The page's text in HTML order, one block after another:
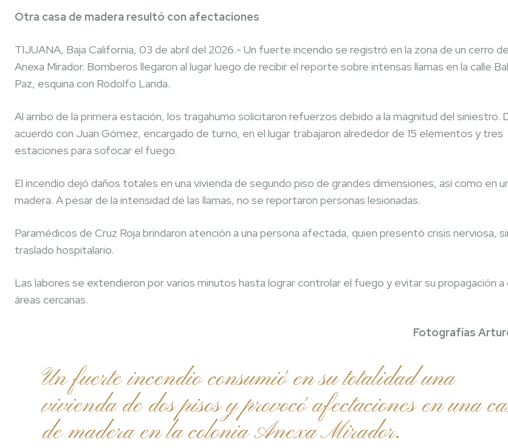
Otra casa de madera resultó con afectaciones
TIJUANA, Baja California, 03 de abril del 2026.- Un fuerte incendio se registró en la zona de un cerro
Anexa Mirador. Bomberos llegaron al lugar luego de recibir el reporte sobre intensas llamas en la calle
Paz, esquina con Rodolfo Landa.
Al arribo de la primera estación, los tragahumo solicitaron refuerzos debido a la magnitud del siniestro.
acuerdo con Juan Gómez, encargado de turno, en el lugar trabajaron alrededor de 15 elementos y tres
estaciones para sofocar el fuego.
El incendio dejó daños totales en una vivienda de segundo piso de grandes dimensiones, así como en
madera. A pesar de la intensidad de las llamas, no se reportaron personas lesionadas.
Paramédicos de Cruz Roja brindaron atención a una persona afectada, quien presentó crisis nerviosa,
traslado hospitalario.
Las labores se extendieron por varios minutos hasta lograr controlar el fuego y evitar su propagación a
áreas cercanas.
Fotografías
Un fuerte incendio consumió en su totalidad una
vivienda de dos pisos y provocó afectaciones en una
de madera en la colonia Anexa Mirador.